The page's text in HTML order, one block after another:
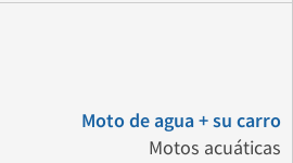
Moto de agua + su carro
Motos acuáticas